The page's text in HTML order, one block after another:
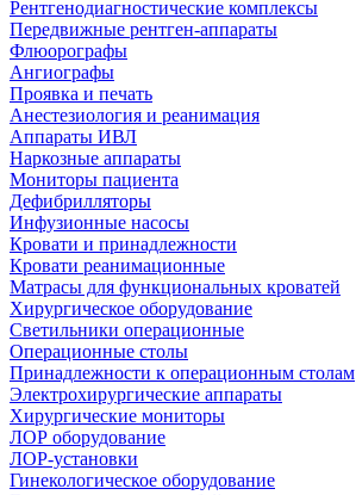
Рентгенодиагностические комплексы
Передвижные рентген-аппараты
Флюорографы
Ангиографы
Проявка и печать
Анестезиология и реанимация
Аппараты ИВЛ
Наркозные аппараты
Мониторы пациента
Дефибрилляторы
Инфузионные насосы
Кровати и принадлежности
Кровати реанимационные
Матрасы для функциональных кроватей
Хирургическое оборудование
Светильники операционные
Операционные столы
Принадлежности к операционным столам
Электрохирургические аппараты
Хирургические мониторы
ЛОР оборудование
ЛОР-установки
Гинекологическое оборудование